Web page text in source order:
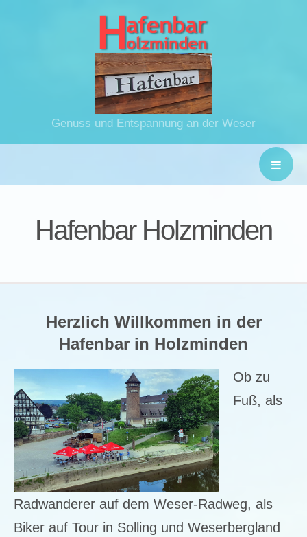
Genuss und Entspannung an der Weser
Hafenbar Holzminden
Herzlich Willkommen in der
Hafenbar in Holzminden
Ob zu
Fuß, als
Radwanderer auf dem Weser-Radweg, als
Biker auf Tour in Solling und Weserbergland